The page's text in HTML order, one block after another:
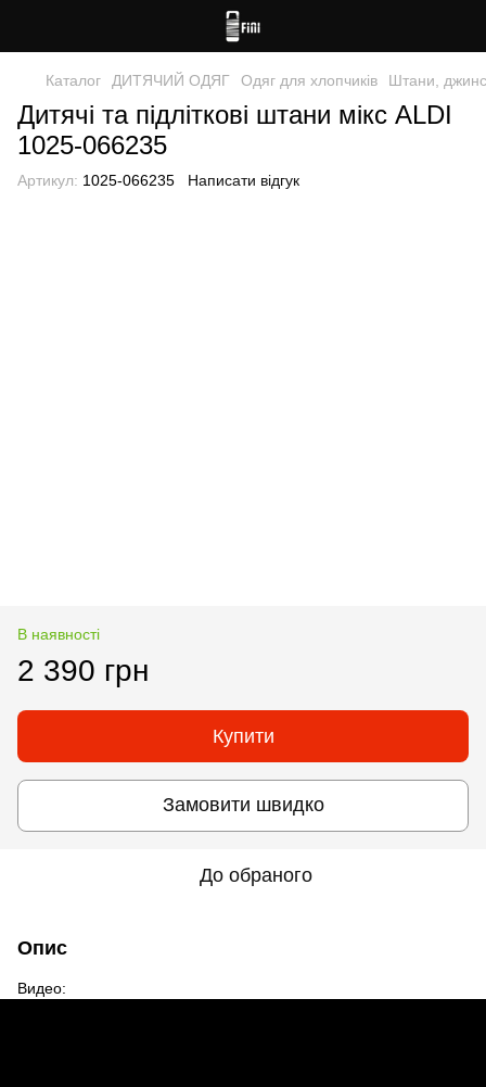
Каталог ДИТЯЧИЙ ОДЯГ Одяг для хлопчиків Штани,
Дитячі та підліткові штани мікс ALDI
1025-066235
Артикул: 1025-066235 Написати відгук
В наявності
2 390 грн
Купити
Замовити швидко
До обраного
Опис
Видео: